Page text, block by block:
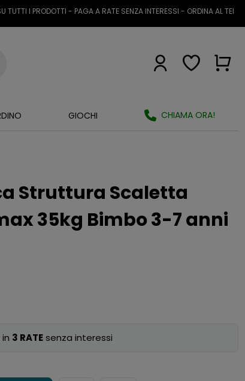
I PRODOTTI - PAGA A RATE SENZA INTERESSI - ORDINA AL TELEFONO O
GIOCHI CHIAMA ORA!
Struttura Scaletta
35kg Bimbo 3-7 anni
3 RATEsenza interessi